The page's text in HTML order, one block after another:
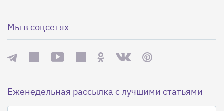
Мы в соцсетях
Еженедельная рассылка с лучшими статьями